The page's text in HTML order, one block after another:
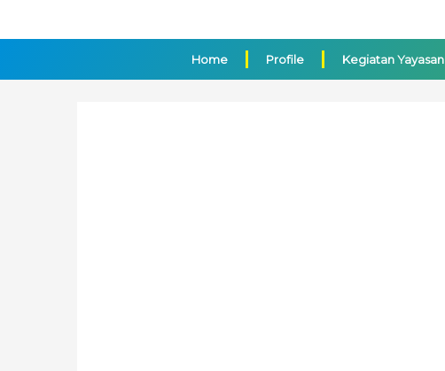
Home Profile Kegiatan Yayasan